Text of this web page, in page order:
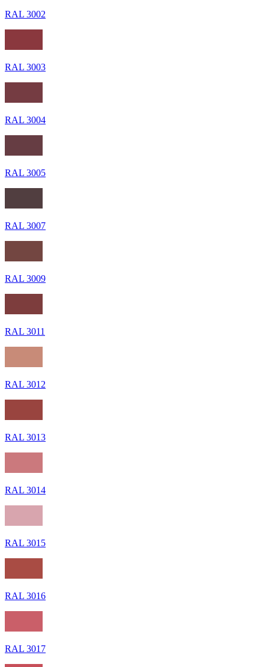
RAL 3002
RAL 3003
RAL 3004
RAL 3005
RAL 3007
RAL 3009
RAL 3011
RAL 3012
RAL 3013
RAL 3014
RAL 3015
RAL 3016
RAL 3017